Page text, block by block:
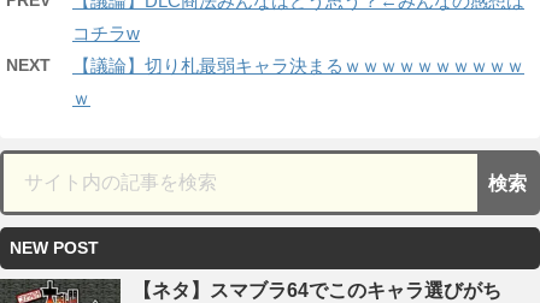
コチラw
NEXT
【議論】切り札最弱キャラ決まるｗｗｗｗｗｗｗｗｗｗ
ｗ
NEW POST
【ネタ】スマブラ64でこのキャラ選びがち